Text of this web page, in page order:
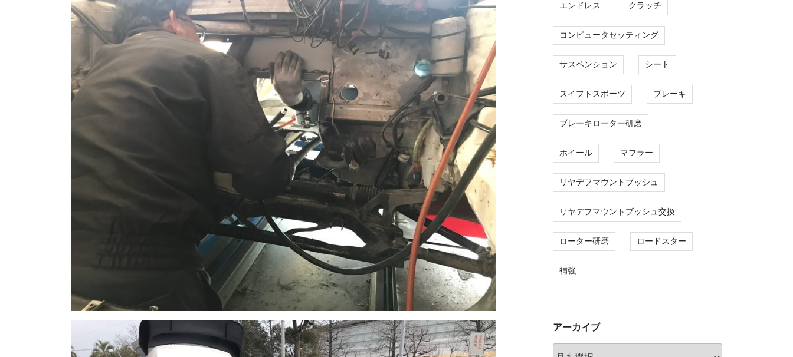
エンドレス クラッチ
コンピュータセッティング
サスペンション シート
スイフトスポーツ ブレーキ
ブレーキローター研磨
ホイール マフラー
リヤデフマウントブッシュ
リヤデフマウントブッシュ交換
ローター研磨 ロードスター
補強
アーカイブ